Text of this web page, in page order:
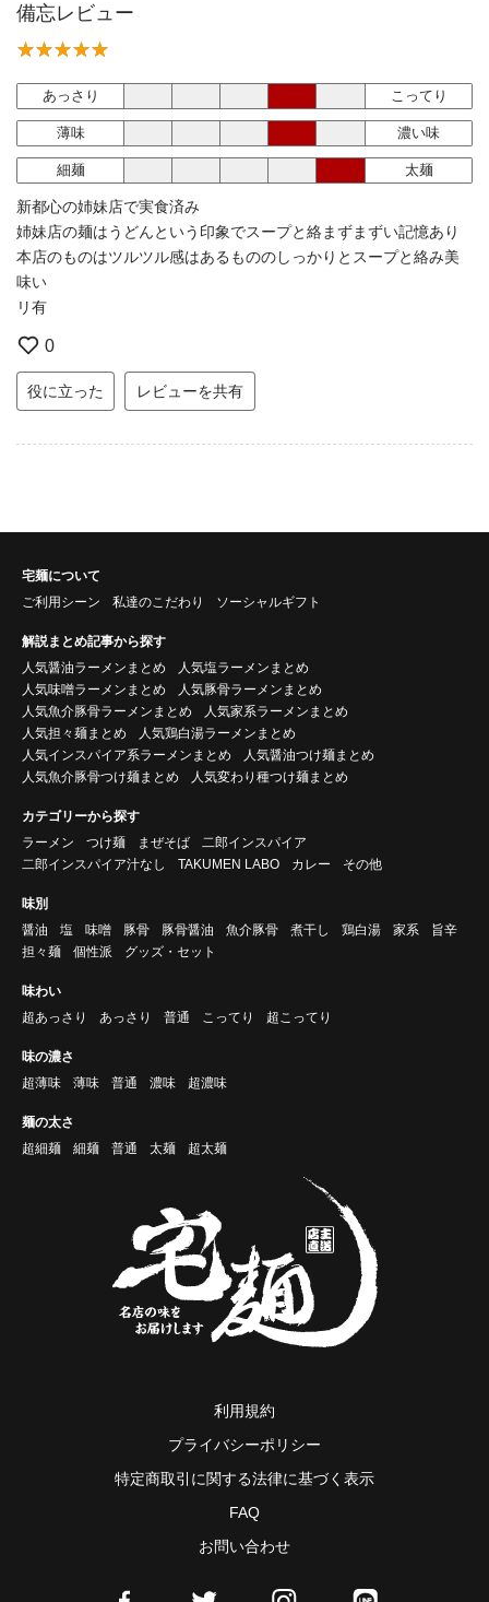
備忘レビュー
あっさり こってり
薄味 濃い味
細麺 太麺
新都心の姉妹店で実食済み
姉妹店の麺はうどんという印象でスープと絡まずまずい記憶あり
本店のものはツルツル感はあるもののしっかりとスープと絡み美
味い
リ有
0
役に立った レビューを共有
宅麺について
ご利用シーン
私達のこだわり ソーシャルギフト
解説まとめ記事から探す
人気醤油ラーメンまとめ
人気塩ラーメンまとめ
人気味噌ラーメンまとめ
人気豚骨ラーメンまとめ
人気魚介豚骨ラーメンまとめ
人気家系ラーメンまとめ
人気担々麺まとめ
人気鶏白湯ラーメンまとめ
人気インスパイア系ラーメンまとめ
人気醤油つけ麺まとめ
人気魚介豚骨つけ麺まとめ
人気変わり種つけ麺まとめ
カテゴリーから探す
ラーメン
つけ麺 まぜそば
二郎インスパイア
二郎インスパイア汁なし
TAKUMEN LABO カレー その他
味別
醤油
塩 味噌 豚骨 豚骨醤油 魚介豚骨 煮干し 鶏白湯 家系
旨辛
担々麺
個性派 グッズ・セット
味わい
超あっさり
あっさり 普通 こってり 超こってり
味の濃さ
超薄味
薄味 普通 濃味 超濃味
麺の太さ
超細麺
細麺 普通 太麺 超太麺
利用規約
プライバシーポリシー
特定商取引に関する法律に基づく表示
FAQ
お問い合わせ